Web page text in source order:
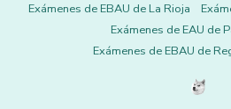
Exámenes de EBAU de La Rioja
Exámenes de EAU de
Exámenes de EBAU de